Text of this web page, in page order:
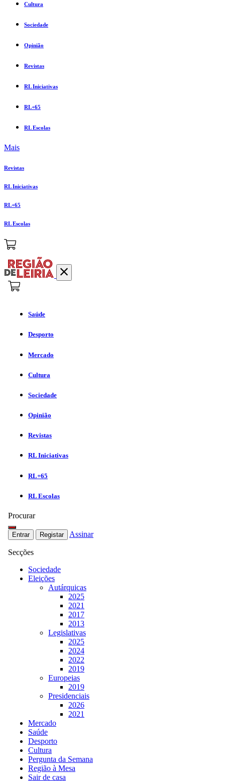
Cultura
Sociedade
Opinião
Revistas
RL Iniciativas
RL+65
RL Escolas
Mais
Revistas
RL Iniciativas
RL+65
RL Escolas
Saúde
Desporto
Mercado
Cultura
Sociedade
Opinião
Revistas
RL Iniciativas
RL+65
RL Escolas
Procurar
Entrar Registar Assinar
Secções
Sociedade
Eleições
Autárquicas
2025
2021
2017
2013
Legislativas
2025
2024
2022
2019
Europeias
2019
Presidenciais
2026
2021
Mercado
Saúde
Desporto
Cultura
Pergunta da Semana
Região à Mesa
Sair de casa